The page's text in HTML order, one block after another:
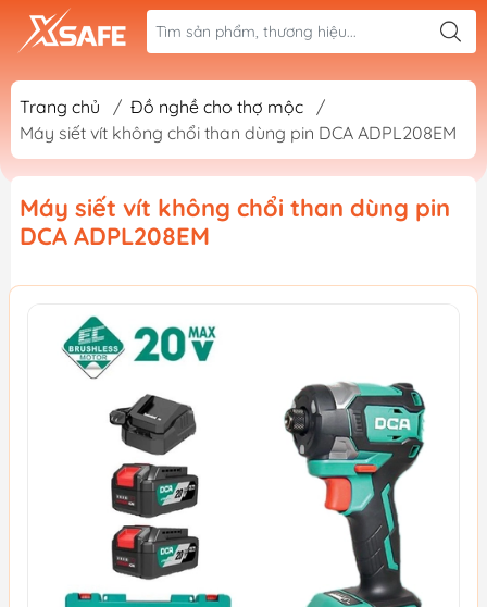
Trang chủ / Đồ nghề cho thợ mộc
/
Máy siết vít không chổi than dùng pin DCA ADPL208EM
Máy siết vít không chổi than dùng pin
DCA ADPL208EM